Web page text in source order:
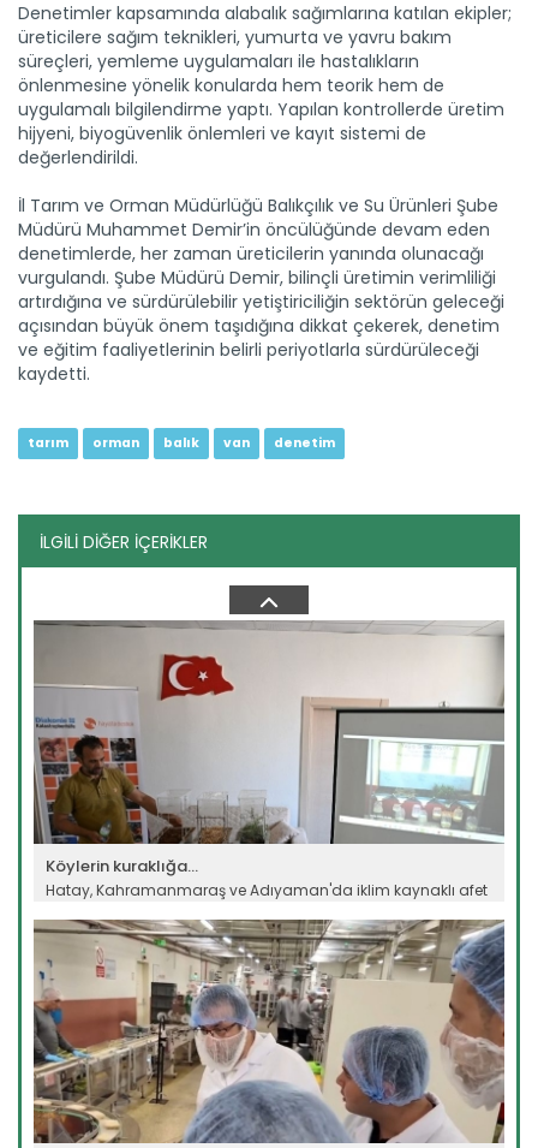
Denetimler kapsamında alabalık sağımlarına katılan ekipler;
üreticilere sağım teknikleri, yumurta ve yavru bakım
süreçleri, yemleme uygulamaları ile hastalıkların
önlenmesine yönelik konularda hem teorik hem de
uygulamalı bilgilendirme yaptı. Yapılan kontrollerde üretim
hijyeni, biyogüvenlik önlemleri ve kayıt sistemi de
değerlendirildi.
İl Tarım ve Orman Müdürlüğü Balıkçılık ve Su Ürünleri Şube
Müdürü Muhammet Demir’in öncülüğünde devam eden
denetimlerde, her zaman üreticilerin yanında olunacağı
vurgulandı. Şube Müdürü Demir, bilinçli üretimin verimliliği
artırdığına ve sürdürülebilir yetiştiriciliğin sektörün geleceği
açısından büyük önem taşıdığına dikkat çekerek, denetim
ve eğitim faaliyetlerinin belirli periyotlarla sürdürüleceği
kaydetti.
tarım orman balık van denetim
İLGİLİ DİĞER İÇERİKLER
Devamını Oku ->
Batı Akdeniz'in yaş meyve ve...
Antalya, Isparta ve Burdur'daki firmalardan yapılan yaş
meyve ve...
Devamını Oku ->
Su ürünleri ihracatında...
Balıkçılık ve Su Ürünleri Genel Müdürü Turgay Türkyılmaz, su...
Devamını Oku ->
Köylerin kuraklığa...
Hatay, Kahramanmaraş ve Adıyaman'da iklim kaynaklı afet
Devamını Oku ->